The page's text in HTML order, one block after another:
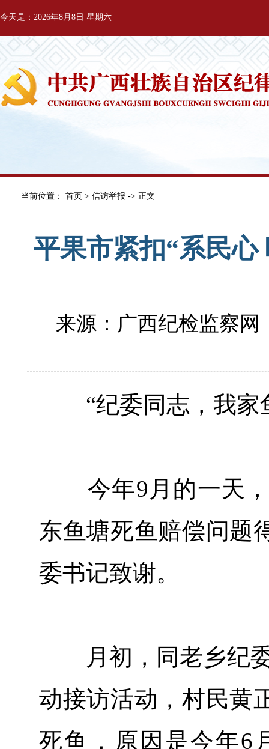
今天是：2026年8月8日 星期六
当前位置： 首页 > 信访举报 -> 正文
平果市紧扣“系民心
来源：广西纪检监察网
“纪委同志，我家
今年9月的一天，
东鱼塘死鱼赔偿问题
委书记致谢。
月初，同老乡纪委
动接访活动，村民黄
死鱼，原因是今年6